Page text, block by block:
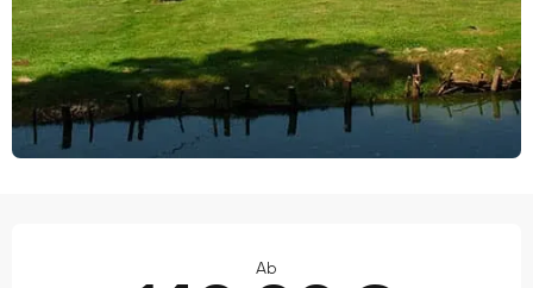
Ab